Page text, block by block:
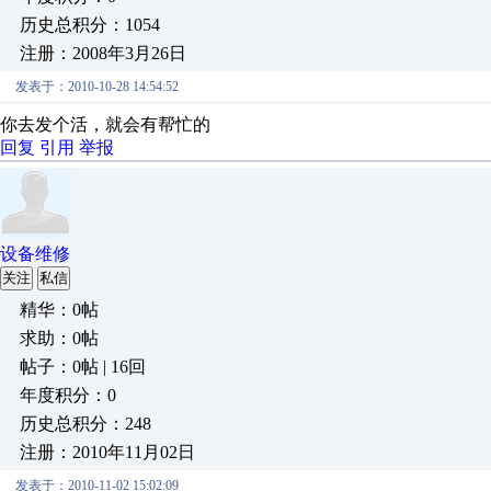
历史总积分：1054
注册：2008年3月26日
发表于：2010-10-28 14:54:52
你去发个活，就会有帮忙的
回复 引用 举报
设备维修
关注 私信
精华：0帖
求助：0帖
帖子：0帖 | 16回
年度积分：0
历史总积分：248
注册：2010年11月02日
发表于：2010-11-02 15:02:09